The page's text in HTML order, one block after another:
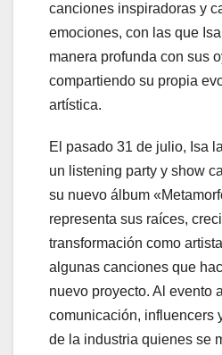
canciones inspiradoras y
emociones, con las que
manera profunda con sus
compartiendo su propia
artística.
El pasado 31 de julio, Isa
un listening party y show
su nuevo álbum
representa sus raíces,
transformación como
algunas canciones que
nuevo proyecto. Al evento
comunicación, influencers
de la industria quienes se